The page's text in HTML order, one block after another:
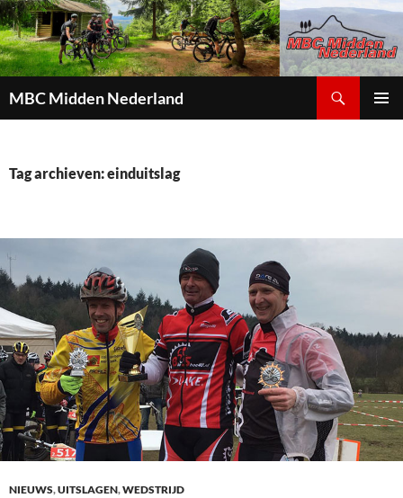
MBC Midden Nederland
INHOUD
Tag archieven: einduitslag
NIEUWS,UITSLAGEN,WEDSTRIJD